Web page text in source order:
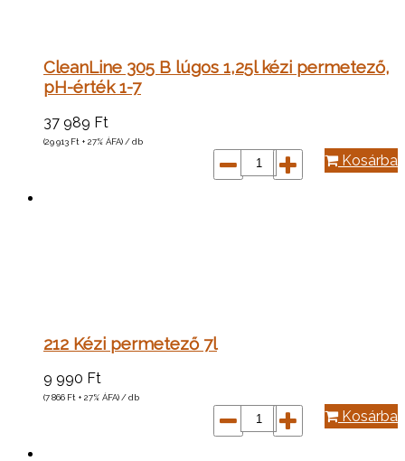
CleanLine 305 B lúgos 1,25l kézi permetező,
pH-érték 1-7
37 989 Ft
(29 913 Ft + 27% ÁFA) / db
Kosárba
212 Kézi permetező 7l
9 990 Ft
(7 866 Ft + 27% ÁFA) / db
Kosárba